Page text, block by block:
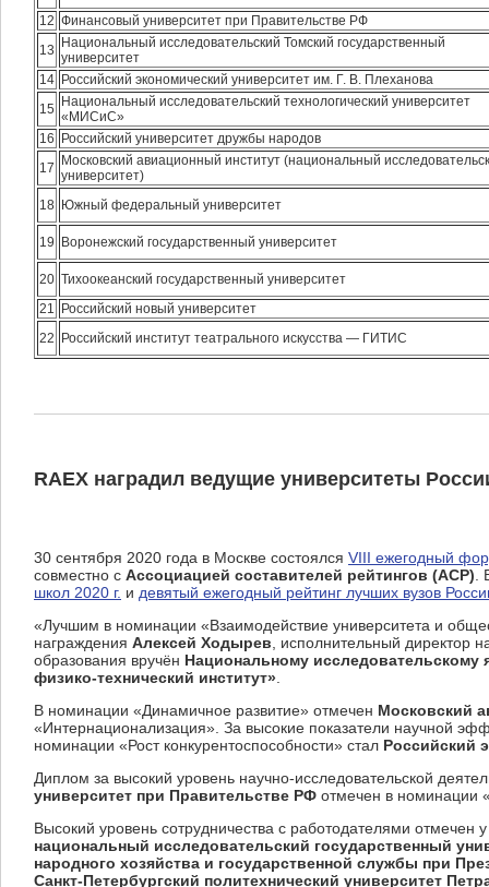
12 Финансовый университет при Правительстве РФ
13
Национальный исследовательский Томский государственный
университет
14 Российский экономический университет им. Г. В. Плеханова
15
Национальный исследовательский технологический университет
«МИСиС»
16
Российский университет дружбы народов
17
Московский авиационный институт (национальный
университет)
18 Южный федеральный университет
19 Воронежский государственный университет
20 Тихоокеанский государственный университет
21
Российский новый университет
22
Российский институт театрального искусства — ГИТИС
RAEX наградил ведущие университеты
30 сентября 2020 года в Москве состоялся VIII ежегодный
совместно с Ассоциацией составителей рейтингов (АСР)
школ 2020 г. и девятый ежегодный рейтинг лучших вузов
«Лучшим в номинации «Взаимодействие университета и
награждения Алексей Ходырев , исполнительный директор
образования вручён Национальному
физико-технический институт»
В номинации «Динамичное развитие» отмечен Московский
«Интернационализация». За высокие показатели научной
номинации «Рост конкурентоспособности» стал Российский
Диплом за высокий уровень научно-исследовательской
университет при Правительстве РФ отмечен в номинации
Высокий уровень сотрудничества с работодателями отмечен
национальный исследовательский государственный
народного хозяйства и государственной службы при
Санкт-Петербургский политехнический университет